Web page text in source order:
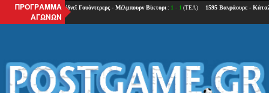
ΠΡΟΓΡΑΜΜΑ
ΑΓΩΝΩΝ